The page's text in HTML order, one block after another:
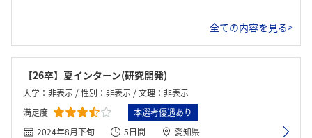
全ての内容を見る>
【26卒】夏インターン(研究開発)
大学：非表示 / 性別：非表示 / 文理：非表示
満足度
本選考優遇あり
2024年8月下旬
5日間
愛知県